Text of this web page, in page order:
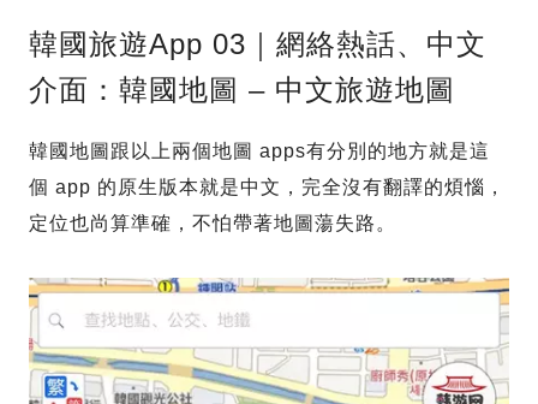
韓國旅遊App 03｜網絡熱話、中文
介面：韓國地圖 – 中文旅遊地圖
韓國地圖跟以上兩個地圖 apps有分別的地方就是這
個 app 的原生版本就是中文，完全沒有翻譯的煩惱，
定位也尚算準確，不怕帶著地圖蕩失路。